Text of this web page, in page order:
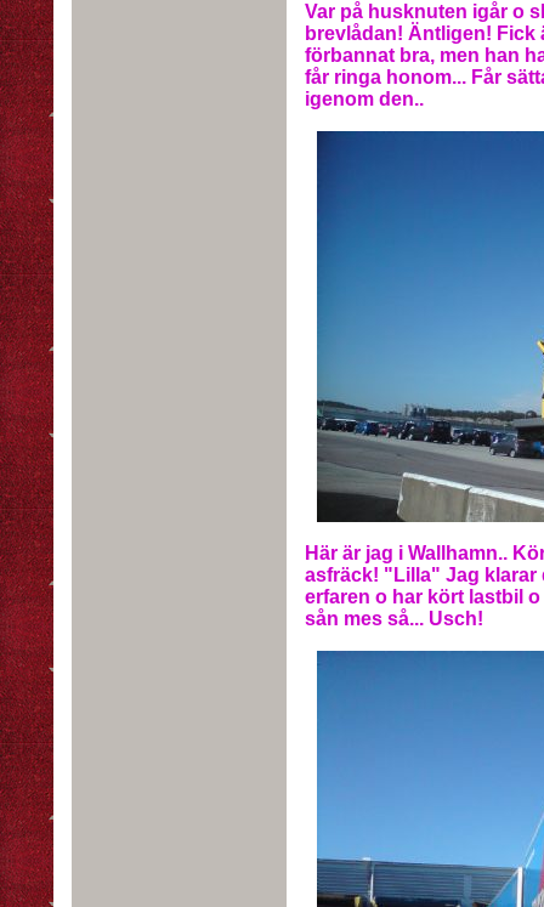
Var på husknuten igår o
brevlådan! Äntligen! Fick
förbannat bra, men han
får ringa honom... Får
igenom den..
Här är jag i Wallhamn..
asfräck! "Lilla" Jag klarar
erfaren o har kört lastbil
sån mes så... Usch!